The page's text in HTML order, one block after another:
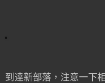
到逹新部落，注意一下